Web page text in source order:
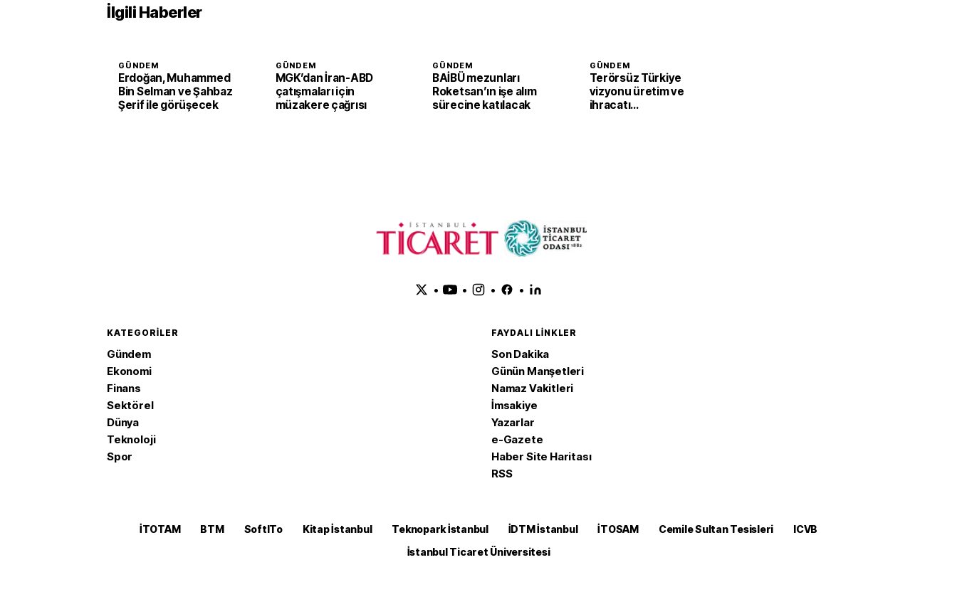
İlgili Haberler
GÜNDEM
Erdoğan, Muhammed
Bin Selman ve Şahbaz
Şerif ile görüşecek
GÜNDEM
MGK’dan İran-ABD
çatışmaları için
müzakere çağrısı
GÜNDEM
BAİBÜ mezunları
Roketsan’ın işe alım
sürecine katılacak
GÜNDEM
Terörsüz Türkiye
vizyonu üretim ve
ihracatı
• • • •
KATEGORILER
Gündem
Ekonomi
Finans
Sektörel
Dünya
Teknoloji
Spor
FAYDALI LINKLER
Son Dakika
Günün Manşetleri
Namaz Vakitleri
İmsakiye
Yazarlar
e-Gazete
Haber Site Haritası
RSS
İTOTAM BTM SoftITo Kitap İstanbul Teknopark İstanbul İDTM İstanbul İTOSAM Cemile Sultan Tesisleri
ICVB
İstanbul Ticaret Üniversitesi